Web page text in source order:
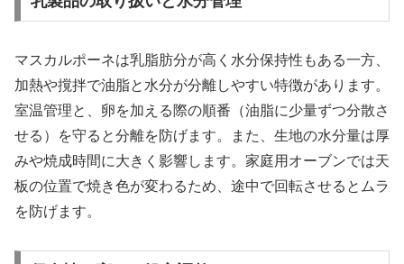
マスカルポーネは乳脂肪分が高く水分保持性もある一方、
加熱や撹拌で油脂と水分が分離しやすい特徴があります。
室温管理と、卵を加える際の順番（油脂に少量ずつ分散さ
せる）を守ると分離を防げます。また、生地の水分量は厚
みや焼成時間に大きく影響します。家庭用オーブンでは天
板の位置で焼き色が変わるため、途中で回転させるとムラ
を防げます。